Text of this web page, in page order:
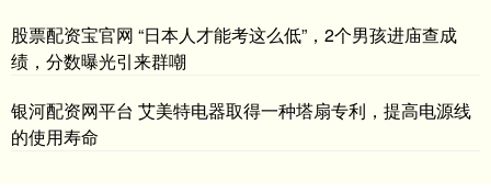
股票配资宝官网 “日本人才能考这么低”，2个男孩进庙查成
绩，分数曝光引来群嘲
银河配资网平台 艾美特电器取得一种塔扇专利，提高电源线
的使用寿命